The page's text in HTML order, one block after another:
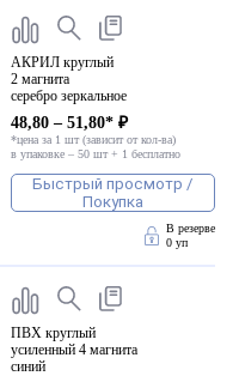
АКРИЛ круглый
2 магнита
серебро зеркальное
48,80 – 51,80* ₽
*цена за 1 шт (зависит от кол-ва)
в упаковке – 50 шт + 1 бесплатно
Быстрый просмотр /
Покупка
В резерве
0 уп
ПВХ круглый
усиленный 4 магнита
синий